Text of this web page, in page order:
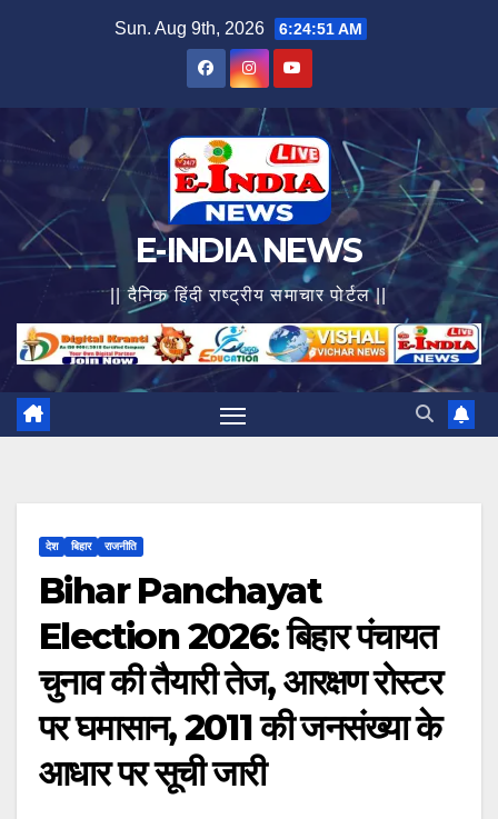
Sun. Aug 9th, 2026 6:24:53 AM
E-INDIA NEWS
|| दैनिक हिंदी राष्ट्रीय समाचार पोर्टल ||
देश बिहार राजनीति
Bihar Panchayat
Election 2026: बिहार पंचायत
चुनाव की तैयारी तेज, आरक्षण रोस्टर
पर घमासान, 2011 की जनसंख्या के
आधार पर सूची जारी